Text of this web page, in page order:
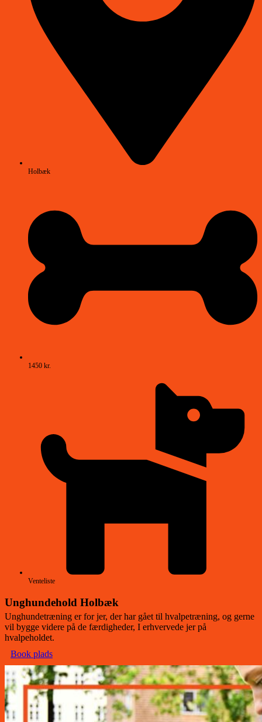
Holbæk
1450 kr.
Venteliste
Unghundehold Holbæk
Unghundetræning er for jer, der har gået til hvalpetræning, og gerne
vil bygge videre på de færdigheder, I erhvervede jer på
hvalpeholdet.
Book plads